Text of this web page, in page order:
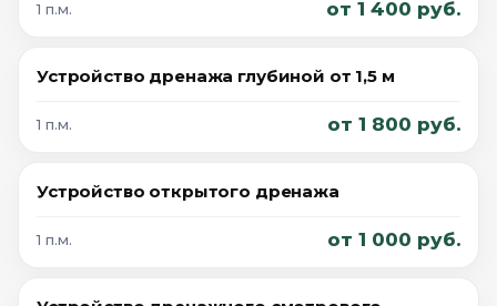
1 п.м. от 1 400 руб.
Устройство дренажа глубиной от 1,5 м
1 п.м. от 1 800 руб.
Устройство открытого дренажа
1 п.м. от 1 000 руб.